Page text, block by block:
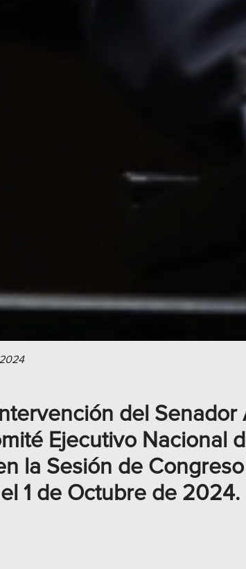
del
Ejecutivo Nacional
la Sesión de
1 de Octubre de 2024.